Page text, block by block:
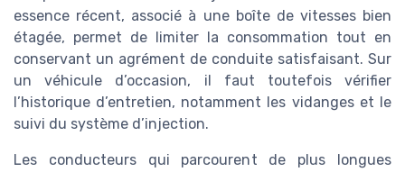
essence récent, associé à une boîte de vitesses bien
étagée, permet de limiter la consommation tout en
conservant un agrément de conduite satisfaisant. Sur
un véhicule d’occasion, il faut toutefois vérifier
l’historique d’entretien, notamment les vidanges et le
suivi du système d’injection.
Les conducteurs qui parcourent de plus longues